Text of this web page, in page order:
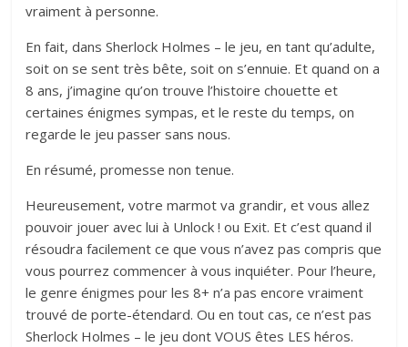
vraiment à personne.
En fait, dans Sherlock Holmes – le jeu, en tant qu’adulte,
soit on se sent très bête, soit on s’ennuie. Et quand on a
8 ans, j’imagine qu’on trouve l’histoire chouette et
certaines énigmes sympas, et le reste du temps, on
regarde le jeu passer sans nous.
En résumé, promesse non tenue.
Heureusement, votre marmot va grandir, et vous allez
pouvoir jouer avec lui à Unlock ! ou Exit. Et c’est quand il
résoudra facilement ce que vous n’avez pas compris que
vous pourrez commencer à vous inquiéter. Pour l’heure,
le genre énigmes pour les 8+ n’a pas encore vraiment
trouvé de porte-étendard. Ou en tout cas, ce n’est pas
Sherlock Holmes – le jeu dont VOUS êtes LES héros.